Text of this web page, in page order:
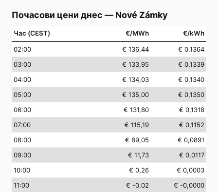
Почасови цени днес — Nové Zámky
Час (CEST) €/MWh €/kWh
02:00 € 136,44
€ 0,1364
03:00 € 133,95
€ 0,1339
04:00 € 134,03
€ 0,1340
05:00 € 135,00
€ 0,1350
06:00 € 131,80
€ 0,1318
07:00 € 115,19
€ 0,1152
08:00 € 89,05
€ 0,0891
09:00 € 11,73
€ 0,0117
10:00 € 0,26
€ 0,0003
11:00 € -0,02
€ -0,0000